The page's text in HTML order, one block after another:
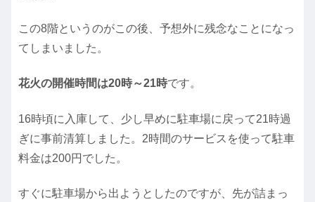
この8階というのがこの後、予想外に残念なことになっ
てしまいました。
花火の開催時間は20時～21時です。
16時頃に入庫して、少し早めに駐車場に戻って21時過
ぎに事前清算しました。2時間のサービスを使って駐車
料金は200円でした。
すぐに駐車場から出ようとしたのですが、先が詰まっ